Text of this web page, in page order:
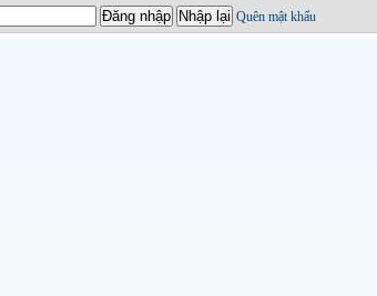
Quên mật khẩu